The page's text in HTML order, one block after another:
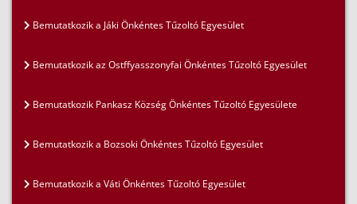
Bemutatkozik a Jáki Önkéntes Tűzoltó Egyesület
Bemutatkozik az Ostffyasszonyfai Önkéntes Tűzoltó Egyesület
Bemutatkozik Pankasz Község Önkéntes Tűzoltó Egyesülete
Bemutatkozik a Bozsoki Önkéntes Tűzoltó Egyesület
Bemutatkozik a Váti Önkéntes Tűzoltó Egyesület